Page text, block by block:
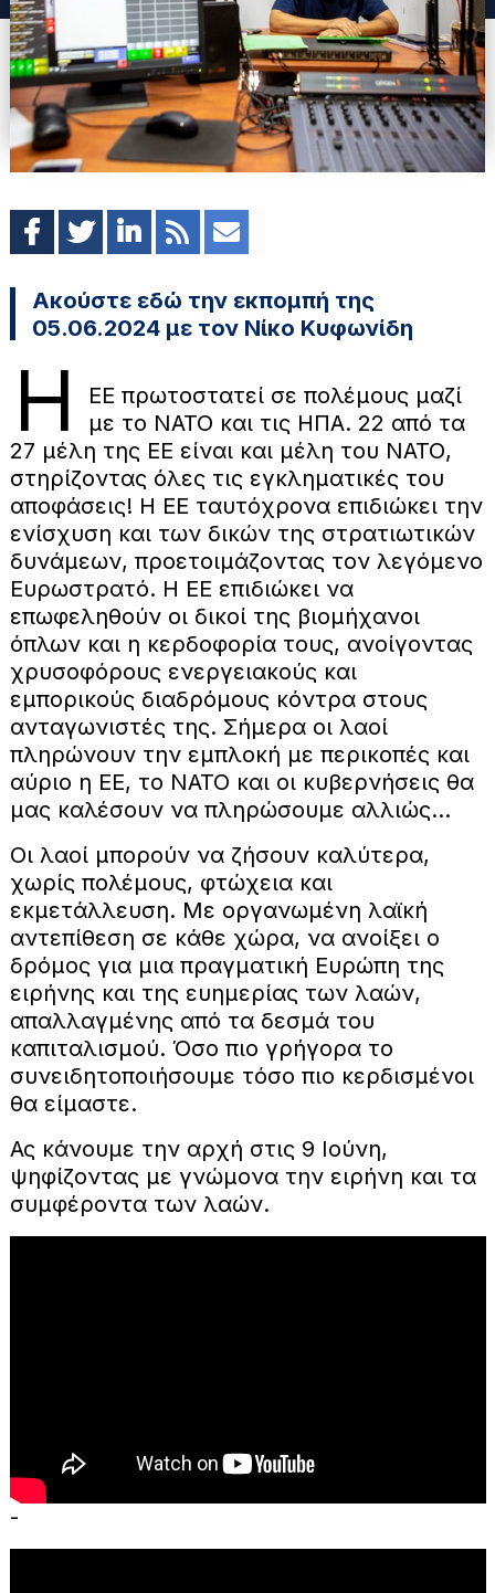
Ακούστε εδώ την εκπομπή της
05.06.2024 με τον Νίκο Κυφωνίδη
Η
ΕΕ πρωτοστατεί σε πολέμους μαζί
με το ΝΑΤΟ και τις ΗΠΑ. 22 από τα
27 μέλη της ΕΕ είναι και μέλη του ΝΑΤΟ,
στηρίζοντας όλες τις εγκληματικές του
αποφάσεις! Η ΕΕ ταυτόχρονα επιδιώκει την
ενίσχυση και των δικών της στρατιωτικών
δυνάμεων, προετοιμάζοντας τον λεγόμενο
Ευρωστρατό. Η ΕΕ επιδιώκει να
επωφεληθούν οι δικοί της βιομήχανοι
όπλων και η κερδοφορία τους, ανοίγοντας
χρυσοφόρους ενεργειακούς και
εμπορικούς διαδρόμους κόντρα στους
ανταγωνιστές της. Σήμερα οι λαοί
πληρώνουν την εμπλοκή με περικοπές και
αύριο η ΕΕ, το ΝΑΤΟ και οι κυβερνήσεις θα
μας καλέσουν να πληρώσουμε αλλιώς…
Οι λαοί μπορούν να ζήσουν καλύτερα,
χωρίς πολέμους, φτώχεια και
εκμετάλλευση. Με οργανωμένη λαϊκή
αντεπίθεση σε κάθε χώρα, να ανοίξει ο
δρόμος για μια πραγματική Ευρώπη της
ειρήνης και της ευημερίας των λαών,
απαλλαγμένης από τα δεσμά του
καπιταλισμού. Όσο πιο γρήγορα το
συνειδητοποιήσουμε τόσο πιο κερδισμένοι
θα είμαστε.
Ας κάνουμε την αρχή στις 9 Ιούνη,
ψηφίζοντας με γνώμονα την ειρήνη και τα
συμφέροντα των λαών.
-